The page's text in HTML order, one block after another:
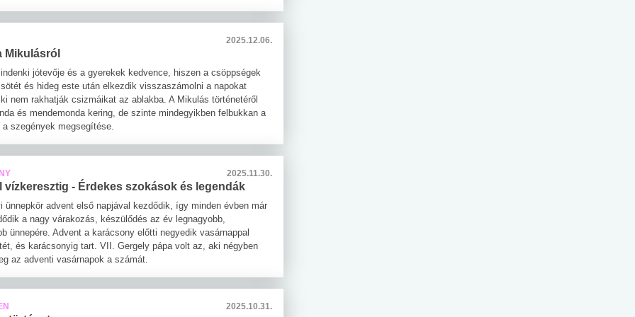
2025.12.06.
Mikulásról
jótevője és a gyerekek kedvence, hiszen a csöppségek
és hideg este után elkezdik visszaszámolni a napokat
nem rakhatják csizmáikat az ablakba. A Mikulás történetéről
és mendemonda kering, de szinte mindegyikben felbukkan a
a szegények megsegítése.
2025.11.30.
vízkeresztig - Érdekes szokások és legendák
ünnepkör advent első napjával kezdődik, így minden évben már
a nagy várakozás, készülődés az év legnagyobb,
ünnepére. Advent a karácsony előtti negyedik vasárnappal
és karácsonyig tart. VII. Gergely pápa volt az, aki négyben
az adventi vasárnapok a számát.
2025.10.31.